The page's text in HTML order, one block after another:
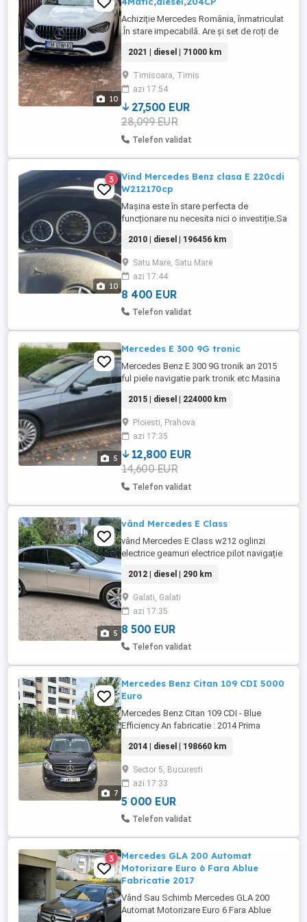
10
Achiziție Mercedes România, înmatriculat
.În stare impecabilă. Are și set de roți de
Înmatriculat persoană fizică. Alte dotări:
scut protectie fata si spate (argintiu)
setari autovehicul (servicii online) (servicii
online Apps) modul comunicatii (LTE)
pregatire ...
2021 | diesel | 71000 km
Timisoara, Timis
azi 17:54
27,500 EUR
28,099 EUR
Telefon validat
10
3
Vind Mercedes Benz clasa E 220cdi
W212170cp
Mașina este în stare perfecta de
funcționare nu necesita nici o investiție.Sa
aferente cu arcuri noi și înlocuirea
cuplajului ce leagă cardanul de diferențial
la reprezentanta Mercedes Benz din Satu-
Mare avind garanție de 2 ani.
2010 | diesel | 196456 km
Satu Mare, Satu Mare
azi 17:44
8 400 EUR
Telefon validat
5
Mercedes E 300 9G tronic
Mercedes Benz E 300 9G tronik an 2015
ful piele navigatie park tronik etc Masina
2015 | diesel | 224000 km
Ploiesti, Prahova
azi 17:35
12,800 EUR
14,600 EUR
Telefon validat
5
vând Mercedes E Class
vând Mercedes E Class w212 oglinzi
electrice geamuri electrice pilot navigație
volan încălzire auxiliară cu două chei
2012 | diesel | 290 km
Galati, Galati
azi 17:35
8 500 EUR
Telefon validat
7
Mercedes Benz Citan 109 CDI 5000
Euro
Mercedes Benz Citan 109 CDI - Blue
Efficiency An fabricatie : 2014 Prima
diesel 1461 cm Transmisie manuală 198
660 km Dotari : AC aer conditionat ABS
Airbag Navi Computer bord Senzor ploaie
Mod ECO Start - Stop ESP Asistenta
rampa Geamuri electrice Oglinzi electrice
...
2014 | diesel | 198660 km
Sector 5, Bucuresti
azi 17:33
5 000 EUR
Telefon validat
3
Mercedes GLA 200 Automat
Motorizare Euro 6 Fara Ablue
Fabricatie 2017
Vând Sau Schimb Mercedes GLA 200
Automat Motorizare Euro 6 Fara Ablue